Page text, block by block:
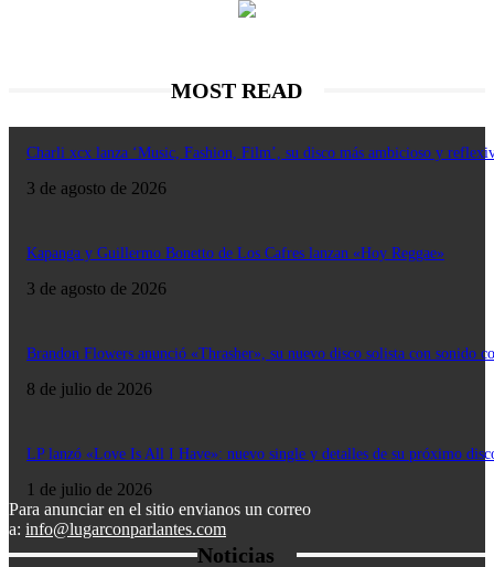
MOST READ
Charli xcx lanza ‘Music, Fashion, Film’, su disco más ambicioso y
3 de agosto de 2026
Kapanga y Guillermo Bonetto de Los Cafres lanzan «Hoy Reggae»
3 de agosto de 2026
Brandon Flowers anunció «Thrasher», su nuevo disco solista con sonido
8 de julio de 2026
LP lanzó «Love Is All I Have»: nuevo single y detalles de su próximo
1 de julio de 2026
Para anunciar en el sitio envianos un correo
a: info@lugarconparlantes.com
Noticias